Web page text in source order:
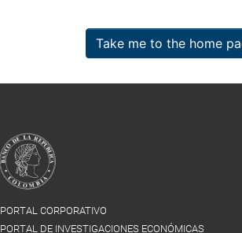
Take me to the home
PORTAL CORPORATIVO
PORTAL DE INVESTIGACIONES ECONÓMICAS